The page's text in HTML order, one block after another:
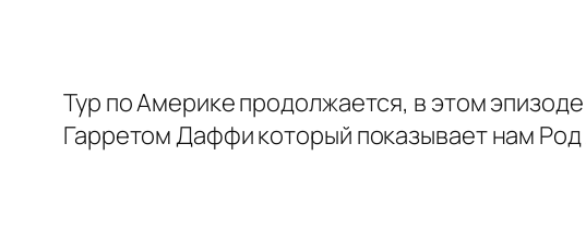
Тур по Америке продолжается, в этом
Гарретом Даффи который показывает нам